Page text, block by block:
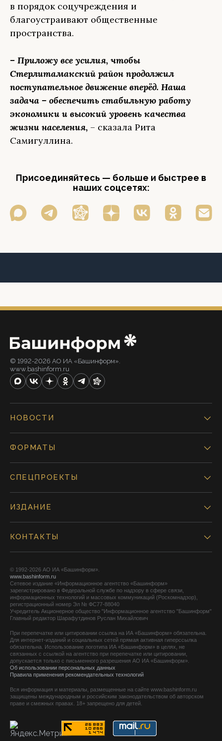
в порядок соцучреждения и
благоустраивают общественные
пространства.
– Приложу все усилия, чтобы
Стерлитамакский район продолжил
поступательное движение вперёд. Наша
задача – обеспечить стабильную работу
экономики и высокий уровень качества
жизни населения, – сказала Рита
Самигуллина.
Присоединяйтесь — больше и быстрее в
наших соцсетях:
© 1992-2026 АО ИА «Башинформ».
www.bashinform.ru
НОВОСТИ
ФОРМАТЫ
СПЕЦПРОЕКТЫ
ИЗДАНИЕ
КОНТАКТЫ
© 1992-2026 АО ИА «Башинформ».
www.bashinform.ru
Сетевое издание «Информационное агентство «Башинформ»
зарегистрировано в Федеральной службе по надзору в сфере связи,
информационных технологий и массовых коммуникаций (Роскомнадзор),
регистрационный номер Эл № ФС77-88040
Учредитель Акционерное общество "Информационное агентство "Башинформ"
Главный редактор Шарафутдинов Руслан Михайлович
При перепечатке или цитировании ссылка на ИА «Башинформ» обязательна.
Для интернет-изданий и социальных сетей прямая активная гиперссылка
обязательна. Использование логотипа ИА «Башинформ» в целях, не
связанных с ссылкой на агентство при перепечатке или цитировании,
допускается только с письменного разрешения АО ИА «Башинформ».
Об использовании персональных данных
Правила применения рекомендательных технологий
Вся информация и материалы, размещенные на сайте www.bashinform.ru
защищены международным и российским законодательством об авторском
праве и смежных правах. 18+ запрещено для детей.